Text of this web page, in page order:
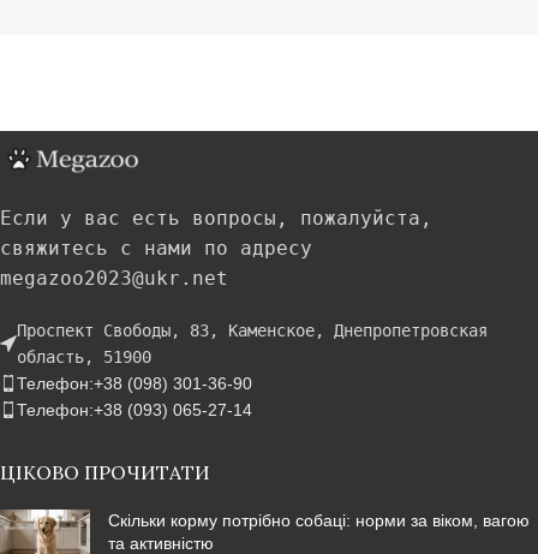
Если у вас есть вопросы, пожалуйста,
свяжитесь с нами по адресу
megazoo2023@ukr.net
Проспект Свободы, 83, Каменское, Днепропетровская
область, 51900
Телефон:+38 (098) 301-36-90
Телефон:+38 (093) 065-27-14
ЦІКОВО ПРОЧИТАТИ
Скільки корму потрібно собаці: норми за віком, вагою
та активністю